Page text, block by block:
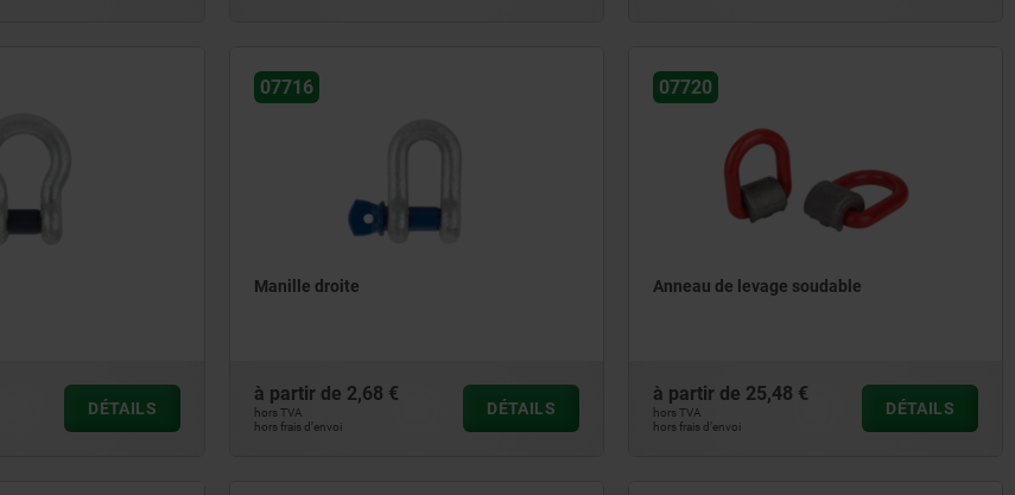
DÉTAILS
07716
Manille droite
à partir de 2,68 €
hors TVA
hors frais d’envoi
DÉTAILS
07720
Anneau de levage soudable
à partir de 25,48 €
hors TVA
hors frais d’envoi
DÉTAILS